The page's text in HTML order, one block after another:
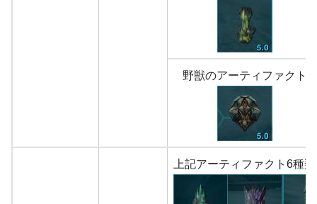
野獣のアーティファクト
上記アーティファクト6種類